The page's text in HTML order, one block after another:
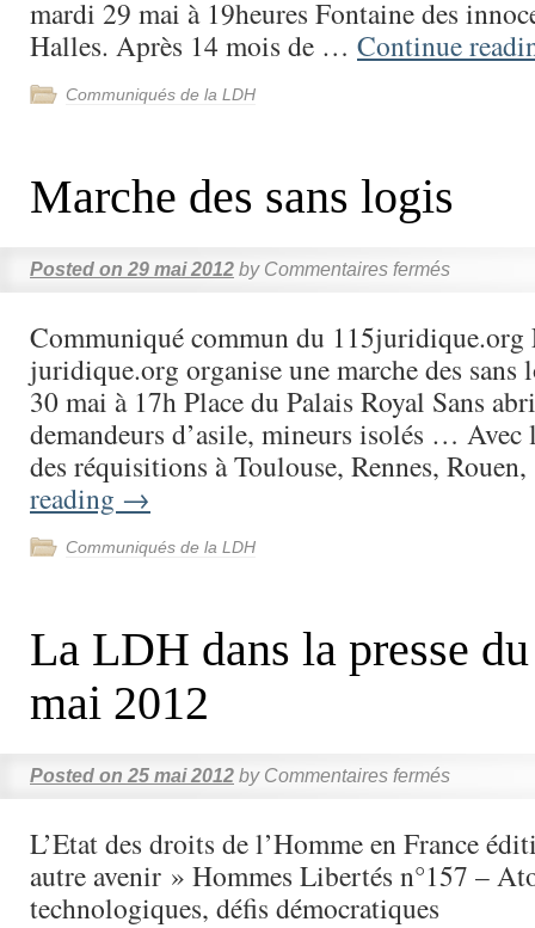
mardi 29 mai à 19heures Fontaine des
Halles. Après 14 mois de … Continue
Communiqués de la LDH
Marche des sans logis
Posted on 29 mai 2012 by Commentaires fermés
Communiqué commun du 115juridique.org
juridique.org organise une marche des sans
30 mai à 17h Place du Palais Royal Sans
demandeurs d’asile, mineurs isolés … Avec
des réquisitions à Toulouse, Rennes,
reading →
Communiqués de la LDH
La LDH dans la presse
mai 2012
Posted on 25 mai 2012 by Commentaires fermés
L’Etat des droits de l’Homme en France
autre avenir » Hommes Libertés n°157 –
technologiques, défis démocratiques